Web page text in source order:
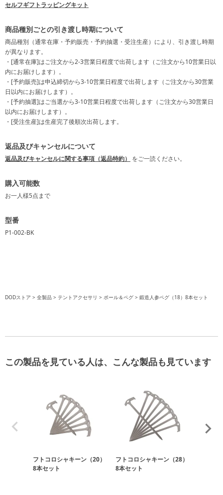
セルフギフトラッピングキット
商品種別ごとの引き渡し時期について
商品種別（通常在庫・予約販売・予約抽選・受注生産）により、引き渡し時期
が異なります。
・[通常在庫]はご注文から2-3営業日程度で出荷します（ご注文から10営業日以
内にお届けします）。
・[予約販売]は申込締切から3-10営業日程度で出荷します（ご注文から30営業
日以内にお届けします）。
・[予約抽選]はご当選から3-10営業日程度で出荷します（ご注文から30営業日
以内にお届けします）。
・[受注生産]は生産完了後順次出荷します。
返品及びキャンセルについて
返品及びキャンセルに関する事項（返品特約） をご一読ください。
購入可能数
お一人様5点まで
型番
P1-002-BK
DODストア 全製品 テントアクセサリ ポール＆ペグ 鍛造人参ペグ（18）8本セット
この製品を見ている人は、こんな製品も見ています
フトコロシャキーン（20）
8本セット
フトコロシャキーン（28）
8本セット